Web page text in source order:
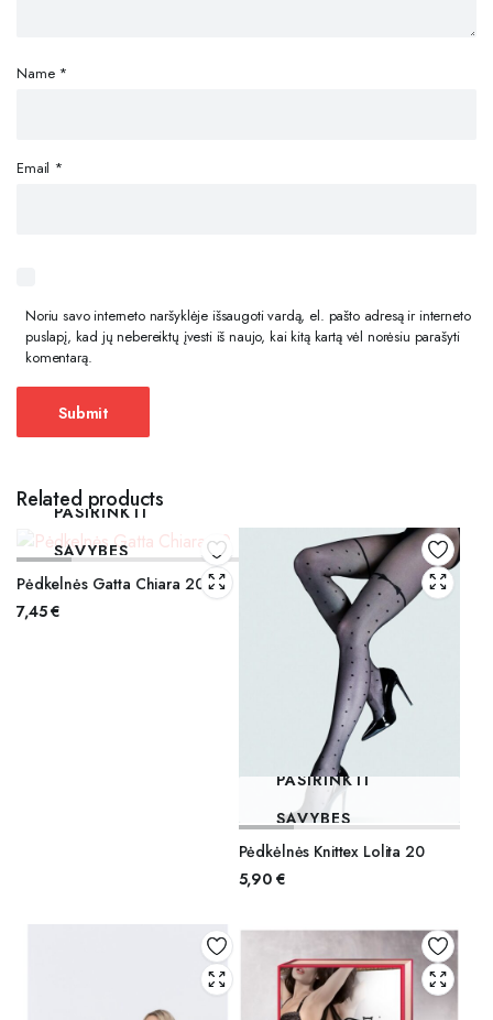
Name *
Email *
Noriu savo interneto naršyklėje išsaugoti vardą, el. pašto adresą ir interneto
puslapį, kad jų nebereiktų įvesti iš naujo, kai kitą kartą vėl norėsiu parašyti
komentarą.
Related products
PASIRINKTI
SAVYBES
Pėdkelnės Gatta Chiara 20
7,45€
PASIRINKTI
SAVYBES
Pėdkėlnės Knittex Lolita 20
5,90 €